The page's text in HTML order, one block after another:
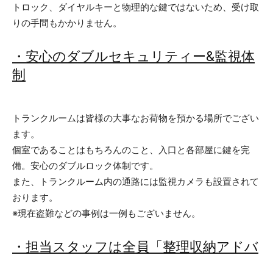
トロック、ダイヤルキーと物理的な鍵ではないため、受け取
りの手間もかかりません。
・安心のダブルセキュリティー&監視体
制
トランクルームは皆様の大事なお荷物を預かる場所でござい
ます。
個室であることはもちろんのこと、入口と各部屋に鍵を完
備。安心のダブルロック体制です。
また、トランクルーム内の通路には監視カメラも設置されて
おります。
※現在盗難などの事例は一例もございません。
・担当スタッフは全員「整理収納アドバ